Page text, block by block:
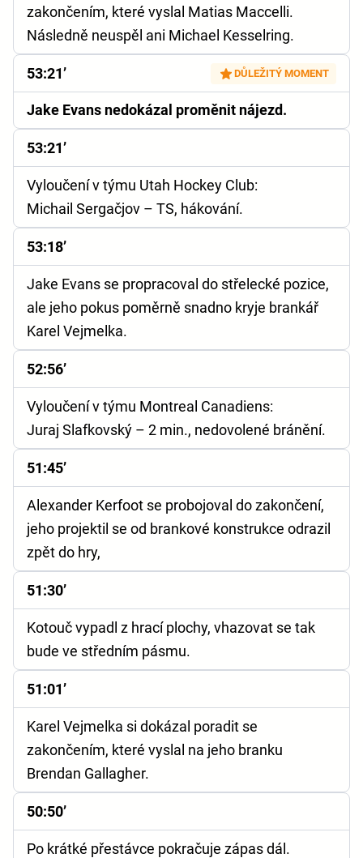
zakončením, které vyslal Matias Maccelli.
Následně neuspěl ani Michael Kesselring.
53:21’ DŮLEŽITÝ MOMENT
Jake Evans nedokázal proměnit nájezd.
53:21’
Vyloučení v týmu Utah Hockey Club:
Michail Sergačjov – TS, hákování.
53:18’
Jake Evans se propracoval do střelecké pozice,
ale jeho pokus poměrně snadno kryje brankář
Karel Vejmelka.
52:56’
Vyloučení v týmu Montreal Canadiens:
Juraj Slafkovský – 2 min., nedovolené bránění.
51:45’
Alexander Kerfoot se probojoval do zakončení,
jeho projektil se od brankové konstrukce odrazil
zpět do hry,
51:30’
Kotouč vypadl z hrací plochy, vhazovat se tak
bude ve středním pásmu.
51:01’
Karel Vejmelka si dokázal poradit se
zakončením, které vyslal na jeho branku
Brendan Gallagher.
50:50’
Po krátké přestávce pokračuje zápas dál.